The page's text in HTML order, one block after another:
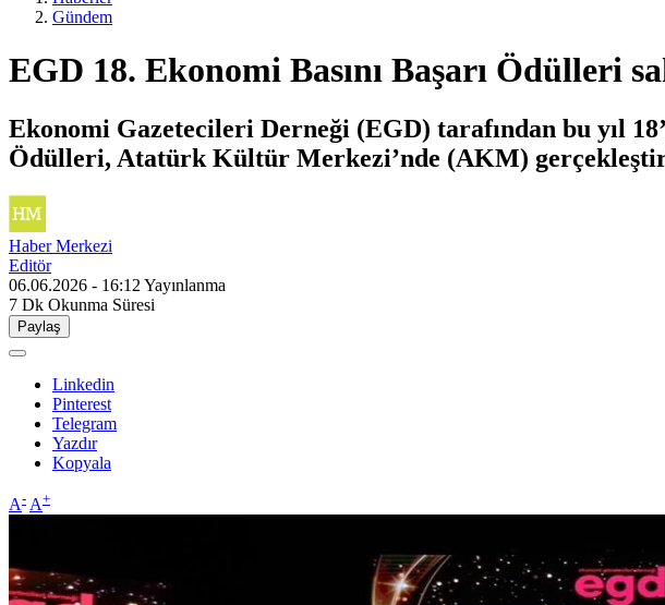
Gündem
EGD 18. Ekonomi Basını Başarı Ödülleri
Ekonomi Gazetecileri Derneği (EGD) tarafından bu yıl
Ödülleri, Atatürk Kültür Merkezi’nde (AKM)
Haber Merkezi
Editör
06.06.2026 - 16:12 Yayınlanma
7 Dk Okunma Süresi
Paylaş
Linkedin
Pinterest
Telegram
Yazdır
Kopyala
A- A+